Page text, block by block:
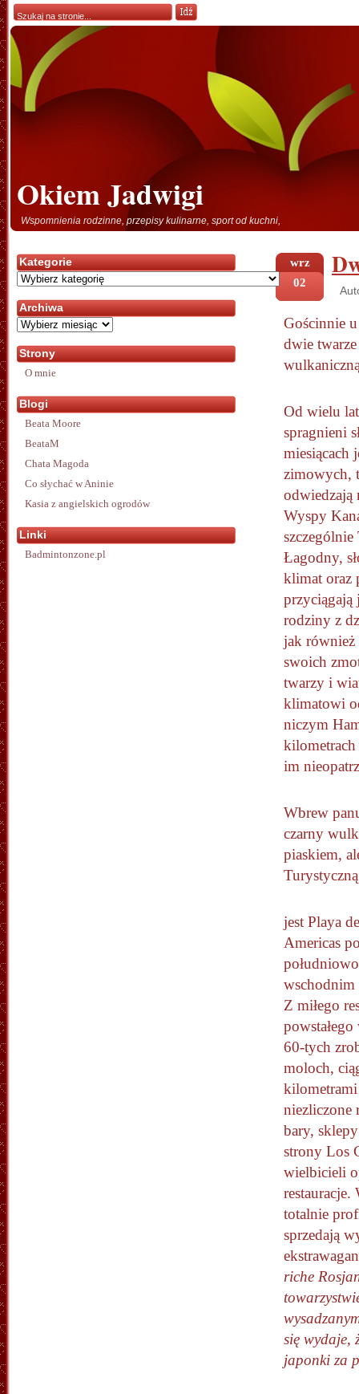
Okiem Jadwigi
Wspomnienia rodzinne, przepisy kulinarne, sport od kuchni,
wrz
02
Gościnnie
dwie
Od wielu
spragnieni
miesiącach
zimowych,
odwiedzają
Wyspy
szczególnie
Łagodny,
klimat oraz
przyciągają
rodziny z
jak również
swoich
twarzy i
klimatowi
niczym
kilometrach
im
Wbrew
czarny
piaskiem,
jest Playa
Americas
południowo
wschodnim
Z miłego
60-tych
moloch,
niezliczone
bary,
strony Los
wielbicieli
totalnie
sprzedają
riche
się wydaje,
japonki za
Kategorie
Kategorie
Archiwa
Archiwa
Strony
O mnie
Blogi
Beata Moore
BeataM
Chata Magoda
Co słychać w Aninie
Kasia z angielskich ogrodów
Linki
Badmintonzone.pl